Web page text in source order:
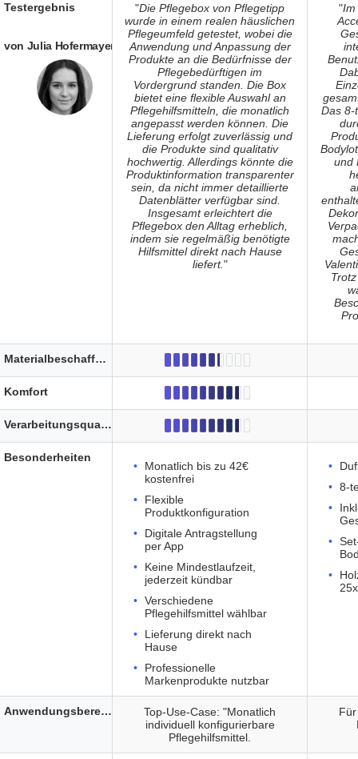
"Die Pflegebox von Pflegetipp
wurde in einem realen häuslichen
Pflegeumfeld getestet, wobei die
Anwendung und Anpassung der
Produkte an die Bedürfnisse der
Pflegebedürftigen im
Vordergrund standen. Die Box
bietet eine flexible Auswahl an
Pflegehilfsmitteln, die monatlich
angepasst werden können. Die
Lieferung erfolgt zuverlässig und
die Produkte sind qualitativ
hochwertig. Allerdings könnte die
Produktinformation transparenter
sein, da nicht immer detaillierte
Datenblätter verfügbar sind.
Insgesamt erleichtert die
Pflegebox den Alltag erheblich,
indem sie regelmäßig benötigte
Hilfsmittel direkt nach Hause
liefert."
"Im
Das 8-
und
Monatlich bis zu 42€
kostenfrei
Flexible
Produktkonfiguration
Digitale Antragstellung
per App
Keine Mindestlaufzeit,
jederzeit kündbar
Verschiedene
Pflegehilfsmittel wählbar
Lieferung direkt nach
Hause
Professionelle
Markenprodukte nutzbar
8-
Top-Use-Case: "Monatlich
individuell konfigurierbare
Pflegehilfsmittel.
Testergebnis
von Julia Hofermayer
Materialbeschaffenheit
Komfort
Verarbeitungsqualität
Besonderheiten
Anwendungsbereich